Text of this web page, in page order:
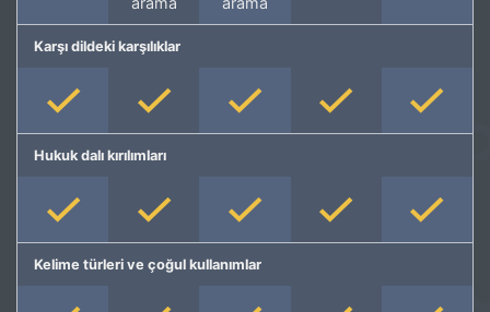
Karşı dildeki karşılıklar
Hukuk dalı kırılımları
Kelime türleri ve çoğul kullanımlar